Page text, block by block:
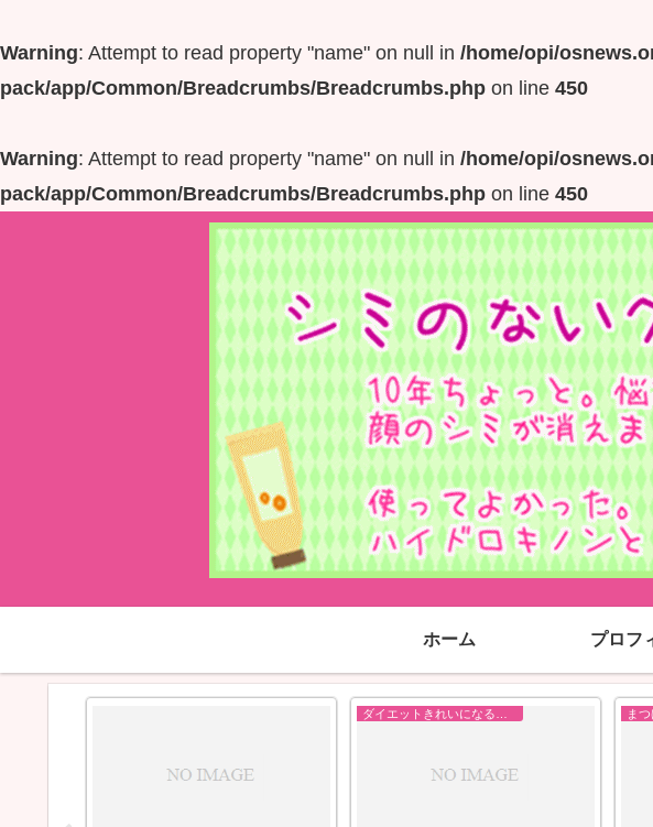
Warning: Attempt to read property "name" on null in /home/opi/
pack/app/Common/Breadcrumbs/Breadcrumbs.php on line 450
Warning: Attempt to read property "name" on null in /home/opi/
pack/app/Common/Breadcrumbs/Breadcrumbs.php on line 450
ホーム プロフ